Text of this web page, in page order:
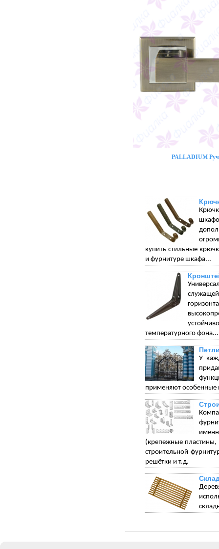
PALLADIUM
купить стильные
и фурнитуре шкафа...
температурного фона...
У
применяют особенные
(крепежные пластины,
строительной
решётки и т.д.